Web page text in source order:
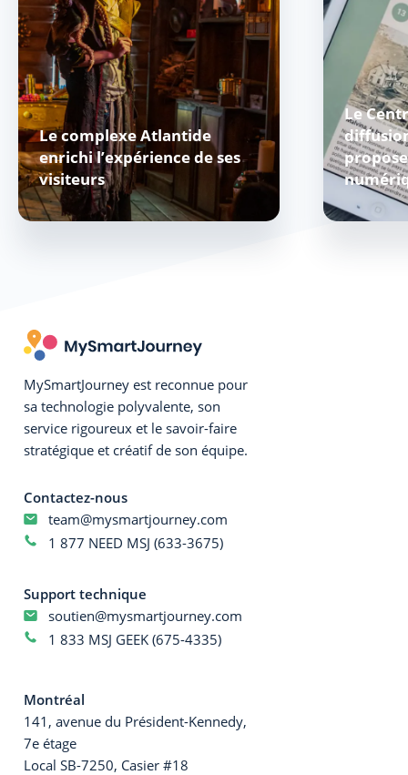
Le complexe Atlantide
enrichi l’expérience de ses
visiteurs
Le
MySmartJourney est reconnue pour
sa technologie polyvalente, son
service rigoureux et le savoir-faire
stratégique et créatif de son équipe.
Contactez-nous
team@mysmartjourney.com
1 877 NEED MSJ (633-3675)
Support technique
soutien@mysmartjourney.com
1 833 MSJ GEEK (675-4335)
Montréal
141, avenue du Président-Kennedy,
7e étage
Local SB-7250, Casier #18